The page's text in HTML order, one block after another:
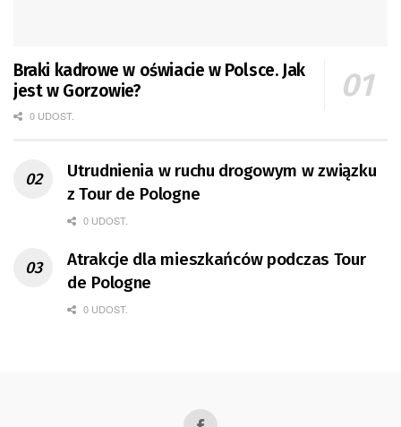
Braki kadrowe w oświacie w Polsce. Jak
jest w Gorzowie?
0 UDOST.
Utrudnienia w ruchu drogowym w związku
z Tour de Pologne
0 UDOST.
Atrakcje dla mieszkańców podczas Tour
de Pologne
0 UDOST.